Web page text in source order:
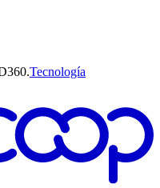
Tecnología